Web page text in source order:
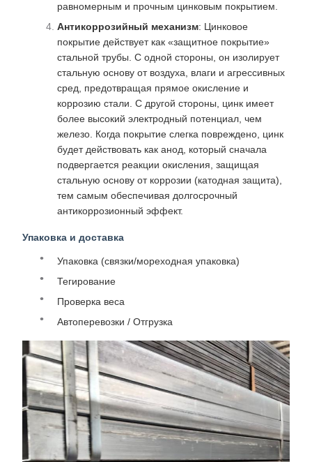
равномерным и прочным цинковым покрытием.
Антикоррозийный механизм: Цинковое
покрытие действует как «защитное покрытие»
стальной трубы. С одной стороны, он изолирует
стальную основу от воздуха, влаги и агрессивных
сред, предотвращая прямое окисление и
коррозию стали. С другой стороны, цинк имеет
более высокий электродный потенциал, чем
железо. Когда покрытие слегка повреждено, цинк
будет действовать как анод, который сначала
подвергается реакции окисления, защищая
стальную основу от коррозии (катодная защита),
тем самым обеспечивая долгосрочный
антикоррозионный эффект.
Упаковка и доставка
Упаковка (связки/мореходная упаковка)
Тегирование
Проверка веса
Автоперевозки / Отгрузка